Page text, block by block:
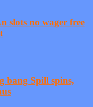
slots no wager free
bang Spill spins,